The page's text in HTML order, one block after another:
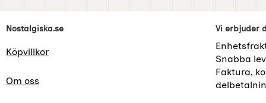
Sidfot Blandad info och länkar
Nostalgiska.se
Köpvillkor
Om oss
Vi erbjuder
Snabba
Faktura,